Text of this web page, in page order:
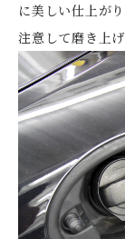
に美しい仕上が
注意して磨き上げ